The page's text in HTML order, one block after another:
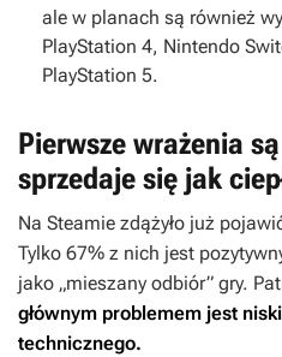
ale w planach są również
PlayStation 4, Nintendo
PlayStation 5.
Pierwsze wrażenia
sprzedaje się jak
Na Steamie zdążyło już
Tylko 67% z nich jest
jako „mieszany odbiór” gry.
głównym problemem jest
technicznego.